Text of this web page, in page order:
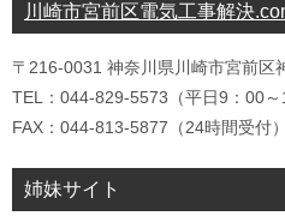
川崎市宮前区電気工事解決
〒216-0031 神奈川県川崎市宮前区
TEL：044-829-5573（平日9：00～
FAX：044-813-5877（24時間受付）
姉妹サイト